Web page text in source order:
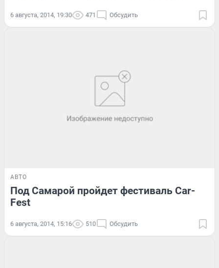
6 августа, 2014, 19:30 471 Обсудить
АВТО
Под Самарой пройдет фестиваль Car-
Fest
6 августа, 2014, 15:16 510 Обсудить